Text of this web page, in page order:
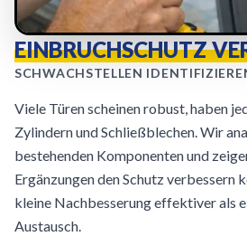
EINBRUCHSCHUTZ
SCHWACHSTELLEN
Viele Türen scheinen robust, haben
Zylindern und Schließblechen. Wir
bestehenden Komponenten und
Ergänzungen den Schutz verbessern
kleine Nachbesserung effektiver als
Austausch.